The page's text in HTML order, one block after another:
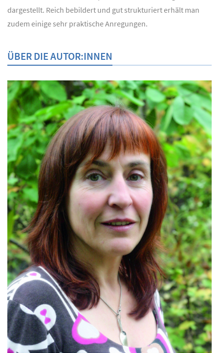
dargestellt. Reich bebildert und gut strukturiert erhält man
zudem einige sehr praktische Anregungen.
ÜBER DIE AUTOR:INNEN